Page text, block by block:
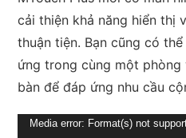
cải thiện khả năng hiển thị
thuận tiện. Bạn cũng có
ứng trong cùng một
bàn để đáp ứng nhu cầu
Trình
Media error: Format(s) not